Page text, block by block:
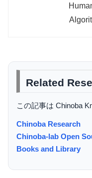
Related
この記事は Chinoba
Chinoba Research
Chinoba-lab Open
Books and Library